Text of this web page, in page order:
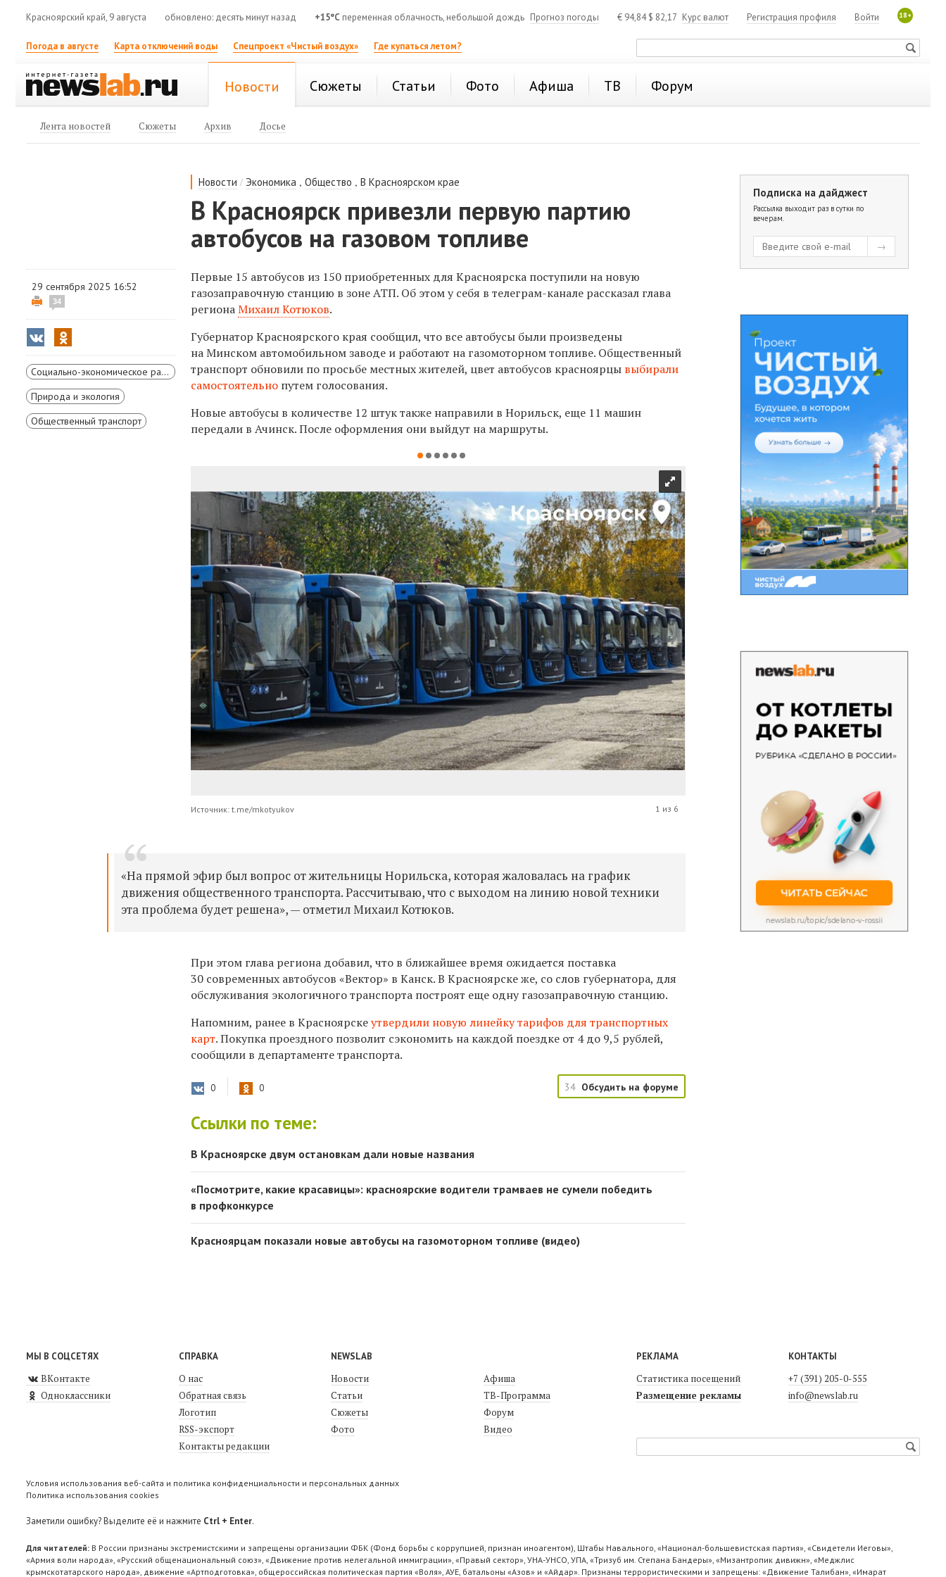
Красноярский край, 9 августа обновлено: десять минут назад +15°C переменная облачность, небольшой дождь Прогноз погоды € 94,84$ 82,17 Курс валют 18+
Войти
Регистрация профиля
Погода в августе Карта отключений воды Спецпроект «Чистый воздух» Где купаться летом?
Новости Сюжеты Статьи Фото Афиша ТВ Форум
Лента новостей Сюжеты Архив Досье
Новости / Экономика ,Общество ,В Красноярском крае
В Красноярск привезли первую партию
автобусов на газовом топливе
29 сентября 2025 16:52
34
Социально-экономическое развитие Красноярского края
Природа и экология
Общественный транспорт
Первые 15 автобусов из 150 приобретенных для Красноярска поступили на новую
газозаправочную станцию в зоне АТП. Об этом у себя в телеграм-канале рассказал глава
регионаМихаил Котюков.
Губернатор Красноярского края сообщил, что все автобусы были произведены
на Минском автомобильном заводе и работают на газомоторном топливе. Общественный
транспорт обновили по просьбе местных жителей, цвет автобусов красноярцы выбирали
самостоятельно путем голосования.
Новые автобусы в количестве 12 штук также направили в Норильск, еще 11 машин
передали в Ачинск. После оформления они выйдут на маршруты.
Источник: t.me/mkotyukov 1 из 6
«На прямой эфир был вопрос от жительницы Норильска, которая жаловалась на график
движения общественного транспорта. Рассчитываю, что с выходом на линию новой техники
эта проблема будет решена», — отметил Михаил Котюков.
При этом глава региона добавил, что в ближайшее время ожидается поставка
30 современных автобусов «Вектор» в Канск. В Красноярске же, со слов губернатора, для
обслуживания экологичного транспорта построят еще однугазозаправочную станцию.
Напомним, ранее в Красноярскеутвердили новую линейку тарифов для транспортных
карт. Покупка проездного позволит сэкономить на каждой поездке от 4 до 9,5 рублей,
сообщили в департаменте транспорта.
0 0 34 Обсудить на форуме
Ссылки по теме:
В Красноярске двум остановкам дали новые названия
«Посмотрите, какие красавицы»: красноярские водители трамваев не сумели победить
в профконкурсе
Красноярцам показали новые автобусы на газомоторном топливе (видео)
Подписка на дайджест
Рассылка выходит раз в сутки по
вечерам.
МЫ В СОЦСЕТЯХ
ВКонтакте
Одноклассники
СПРАВКА
О нас
Обратная связь
Логотип
RSS-экспорт
Контакты редакции
NEWSLAB
Новости
Статьи
Сюжеты
Фото
Афиша
ТВ-Программа
Форум
Видео
РЕКЛАМА
Статистика посещений
Размещение рекламы
КОНТАКТЫ
+7 (391) 205-0-555
info@newslab.ru
Условия использования веб-сайта и политика конфиденциальности и персональных данных
Политика использования cookies
Заметили ошибку? Выделите её и нажмите Ctrl + Enter.
Для читателей: В России признаны экстремистскими и запрещены организации ФБК (Фонд борьбы с коррупцией, признан иноагентом), Штабы Навального, «Национал-большевистская партия», «Свидетели Иеговы»,
«Армия воли народа», «Русский общенациональный союз», «Движение против нелегальной иммиграции», «Правый сектор», УНА-УНСО, УПА, «Тризуб им. Степана Бандеры», «Мизантропик дивижн», «Меджлис
крымскотатарского народа», движение «Артподготовка», общероссийская политическая партия «Воля», АУЕ, батальоны «Азов» и «Айдар». Признаны террористическими и запрещены: «Движение Талибан», «Имарат